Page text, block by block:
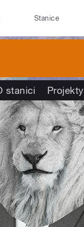
Stanice
stanici Projekty